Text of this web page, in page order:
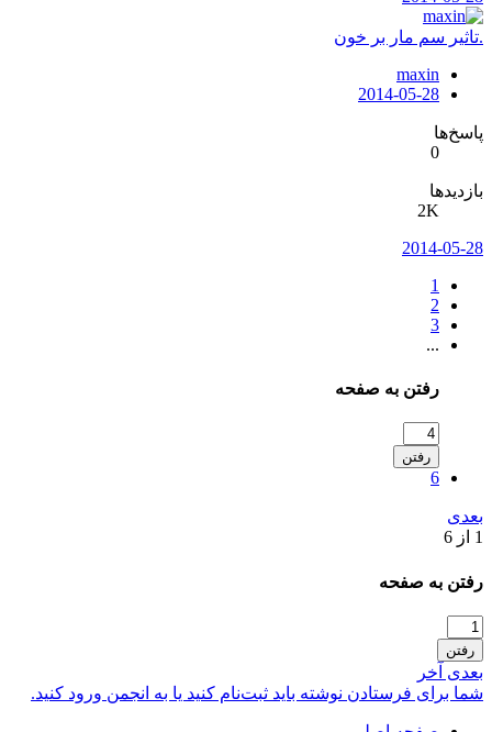
.تاثیر سم مار بر خون
maxin
2014-05-28
پاسخ‌ها
0
بازدیدها
2K
2014-05-28
1
2
3
...
رفتن به صفحه
رفتن
6
بعدی
1 از 6
رفتن به صفحه
رفتن
بعدی آخر
شما برای فرستادن نوشته باید ثبت‌نام کنید یا به انجمن ورود کنید.